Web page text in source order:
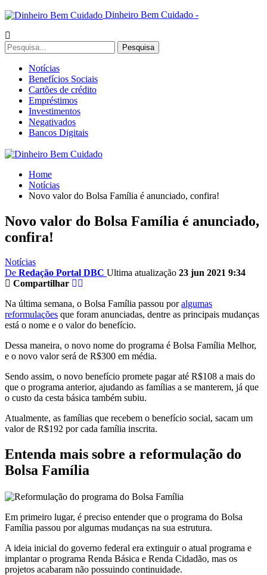
Dinheiro Bem Cuidado -
Notícias
Benefícios Sociais
Cartões de crédito
Empréstimos
Investimentos
Negativados
Bancos Digitais
Home
Notícias
Novo valor do Bolsa Família é anunciado, confira!
Novo valor do Bolsa Família é anunciado,
confira!
Notícias
De Redação Portal DBC Ultima atualização 23 jun 2021 9:34
Compartilhar
Na última semana, o Bolsa Família passou poralgumas
reformulações que foram anunciadas, dentre as principais mudanças
está o nome e o valor do benefício.
Dessa maneira, o novo nome do programa é Bolsa Família Melhor,
e o novo valor será de R$300 em média.
Sendo assim, o novo benefício promete pagar até R$108 a mais do
que o programa anterior, ajudando as famílias a se manterem, já que
o custo da cesta básica também subiu.
Atualmente, as famílias que recebem o benefício social, sacam um
valor de R$192 por cada família inscrita.
Entenda mais sobre a reformulação do
Bolsa Família
Em primeiro lugar, é preciso entender que o programa do Bolsa
Família passou por algumas mudanças na sua estrutura.
A ideia inicial do governo federal era extinguir o atual programa e
implantar o programa Renda Básica e Renda Cidadão, mas os
projetos acabaram não possuindo continuidade.